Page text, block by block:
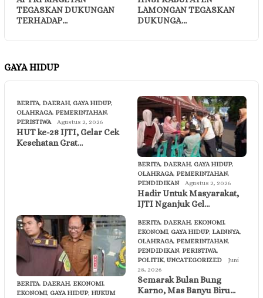
TEGASKAN DUKUNGAN
TERHADAP…
LAMONGAN TEGASKAN
DUKUNGA…
GAYA HIDUP
BERITA, DAERAH, GAYA HIDUP,
OLAHRAGA, PEMERINTAHAN,
PERISTIWA
Agustus 2, 2026
HUT ke-28 IJTI, Gelar Cek
Kesehatan Grat…
BERITA, DAERAH, GAYA HIDUP,
OLAHRAGA, PEMERINTAHAN,
PENDIDIKAN
Agustus 2, 2026
Hadir Untuk Masyarakat,
IJTI Nganjuk Gel…
BERITA, DAERAH, EKONOMI,
EKONOMI, GAYA HIDUP, HUKUM
BERITA, DAERAH, EKONOMI,
EKONOMI, GAYA HIDUP, LAINNYA,
OLAHRAGA, PEMERINTAHAN,
PENDIDIKAN, PERISTIWA,
POLITIK, UNCATEGORIZED
Juni
28, 2026
Semarak Bulan Bung
Karno, Mas Banyu Biru…